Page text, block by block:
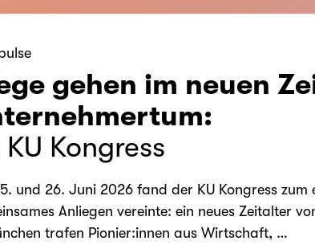
gehen im neuen
KU Kongress
und 26. Juni 2026 fand der KU Kongress
Anliegen vereinte: ein neues Zeitalter
trafen Pionier:innen aus Wirtschaft, …